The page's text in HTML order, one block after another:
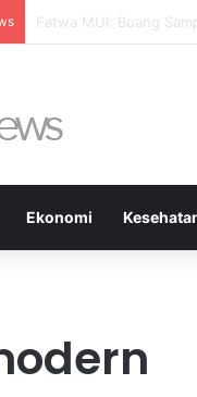
Pep Guardiola
Ekonomi